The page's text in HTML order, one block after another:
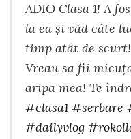
ADIO Clasa 1! A
la ea și văd câte
timp atât de
Vreau sa fii
aripa mea! Te
#clasa1 #serbare
#dailyvlog